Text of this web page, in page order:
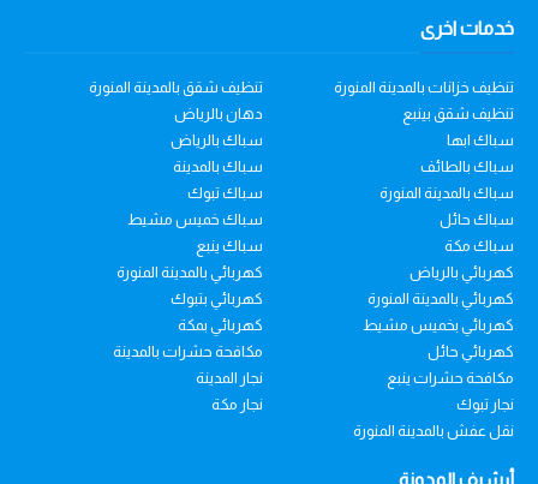
خدمات اخرى
تنظيف خزانات بالمدينة المنورة
تنظيف شقق بالمدينة المنورة
تنظيف شقق بينبع
دهان بالرياض
سباك ابها
سباك بالرياض
سباك بالطائف
سباك بالمدينة
سباك بالمدينة المنورة
سباك تبوك
سباك حائل
سباك خميس مشيط
سباك مكة
سباك ينبع
كهربائي بالرياض
كهربائي بالمدينة المنورة
كهربائي بالمدينة المنورة
كهربائي بتبوك
كهربائي بخميس مشيط
كهربائي بمكة
كهربائي حائل
مكافحة حشرات بالمدينة
مكافحة حشرات ينبع
نجار المدينة
نجار تبوك
نجار مكة
نقل عفش بالمدينة المنورة
أرشيف المدونة